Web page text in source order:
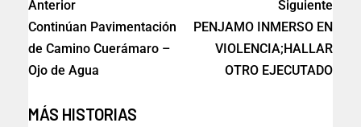
Anterior
Continúan Pavimentación
de Camino Cuerámaro –
Ojo de Agua
Siguiente
PENJAMO INMERSO EN
VIOLENCIA;HALLAR
OTRO EJECUTADO
MÁS HISTORIAS